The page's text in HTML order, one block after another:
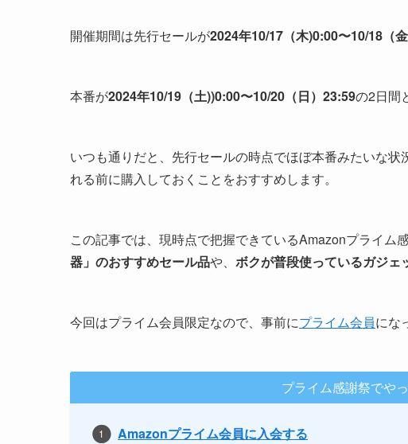
開催期間は先行セールが2024年10/17（木)0:00〜10/18（
本番が2024年10/19（土))0:00〜10/20（日）23:59の2日間
いつも通りだと、先行セールの時点でほぼ本番みたいな
れる前に購入しておくことをおすすめします。
この記事では、現時点で把握できているAmazonプライム
器」のおすすめセール品や、 ボクが普段使っているガジェ
今回はプライム会員限定なので、事前にプライム会員にな
プライム感謝祭でや
Amazonプライム会員に入会する